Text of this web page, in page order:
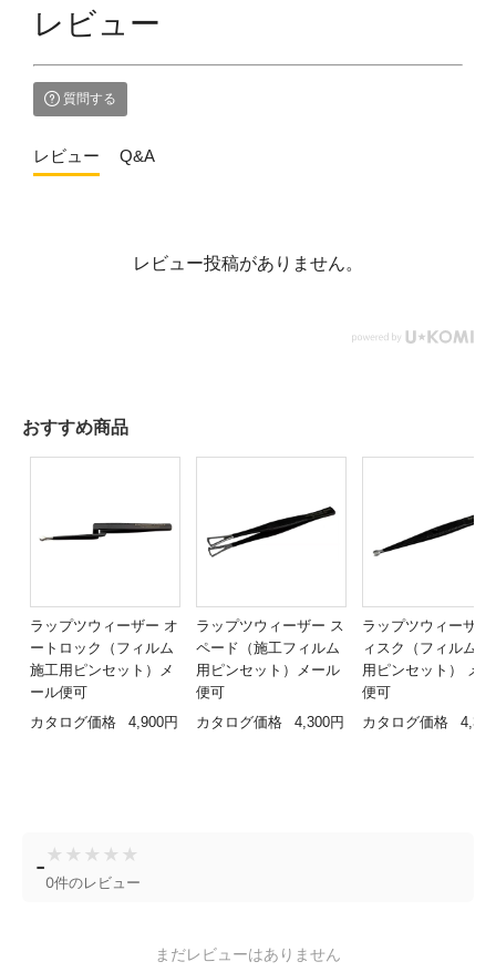
レビュー
質問する
レビュー Q&A
レビュー投稿がありません。
おすすめ商品
ラップツウィーザー オ
ートロック（フィルム
施工用ピンセット）メ
ール便可
カタログ価格
4,900円
ラップツウィーザー ス
ペード（施工フィルム
用ピンセット）メール
便可
カタログ価格
4,300円
ラップツウィーザー
ィスク（フィルム施
用ピンセット） メ
便可
カタログ価格
- ★ ★ ★ ★ ★
0件のレビュー
まだレビューはありません